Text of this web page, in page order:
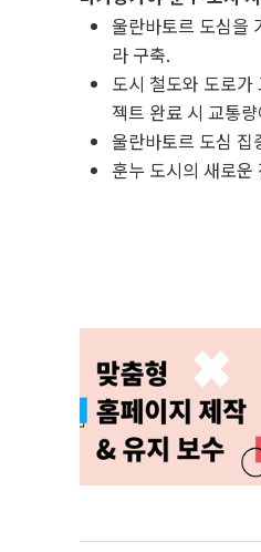
울란바토르 도심을
라 구축.
도시 철도와 도로
젝트 완료 시 교통
울란바토르 도심 집
훈누 도시의 새로운